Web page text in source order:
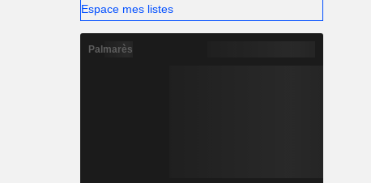
Espace mes listes
Palmarès